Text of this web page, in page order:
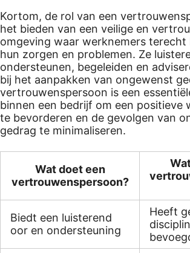
Kortom, de rol van een
het bieden van een veilige en
omgeving waar werknemers terecht
hun zorgen en problemen. Ze
ondersteunen, begeleiden en
bij het aanpakken van ongewenst
vertrouwenspersoon is een
binnen een bedrijf om een positieve
te bevorderen en de gevolgen van
gedrag te minimaliseren.
Wat doet een
vertrouwenspersoon?
Biedt een luisterend
oor en ondersteuning
Heeft